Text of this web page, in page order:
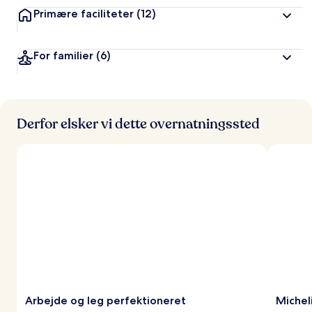
a
f
d
e
Primære faciliteter (12)
For familier (6)
Derfor elsker vi dette overnatningssted
Arbejde og leg perfektioneret